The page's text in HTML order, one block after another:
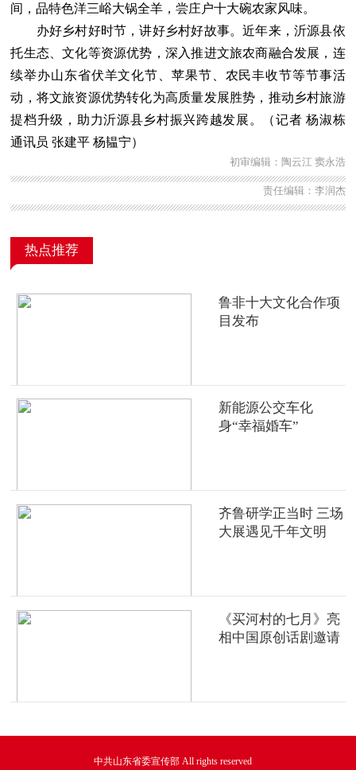
间，品特色洋三峪大锅全羊，尝庄户十大碗农家风味。
办好乡村好时节，讲好乡村好故事。近年来，沂源县依
托生态、文化等资源优势，深入推进文旅农商融合发展，连
续举办山东省伏羊文化节、苹果节、农民丰收节等节事活
动，将文旅资源优势转化为高质量发展胜势，推动乡村旅游
提档升级，助力沂源县乡村振兴跨越发展。（记者 杨淑栋
通讯员 张建平 杨韫宁）
初审编辑：陶云江 窦永浩
责任编辑：李润杰
热点推荐
鲁非十大文化合作项
目发布
新能源公交车化
身“幸福婚车”
齐鲁研学正当时 三场
大展遇见千年文明
《买河村的七月》亮
相中国原创话剧邀请
中共山东省委宣传部 All rights reserved